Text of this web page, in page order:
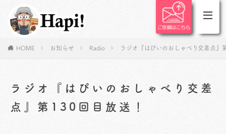
HOME お知らせ Radio ラジオ『はぴいのおしゃべり交差点』
ラジオ『はぴいのおしゃべり交差
点』第130回目放送！